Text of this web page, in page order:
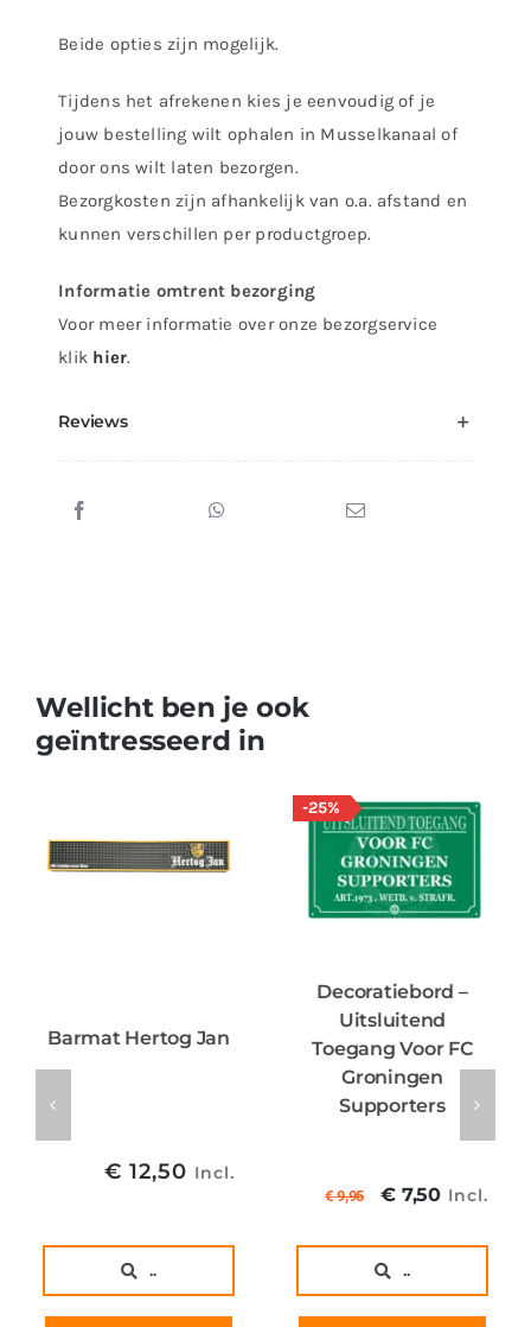
Beide opties zijn mogelijk.
Tijdens het afrekenen kies je eenvoudig of je
jouw bestelling wilt ophalen in Musselkanaal of
door ons wilt laten bezorgen.
Bezorgkosten zijn afhankelijk van o.a. afstand en
kunnen verschillen per productgroep.
Informatie omtrent bezorging
Voor meer informatie over onze bezorgservice
klik hier.
Reviews
Wellicht ben je ook
geïntresseerd in
Barmat Hertog Jan
€ 12,50 Incl.
..
-25%
Decoratiebord –
Uitsluitend
Toegang Voor FC
Groningen
Supporters
€9,95
was:
€ 9,95€ 8,22.
€ 7,50
€
Incl.
..